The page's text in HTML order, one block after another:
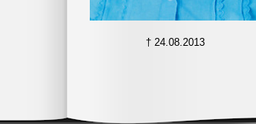
† 24.08.2013